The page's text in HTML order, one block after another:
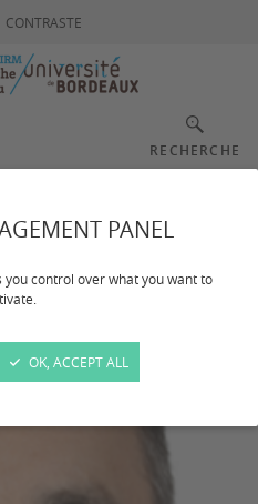
PANEL
you control over what you want to
OK, ACCEPT ALL
CONTRASTE
RECHERCHE